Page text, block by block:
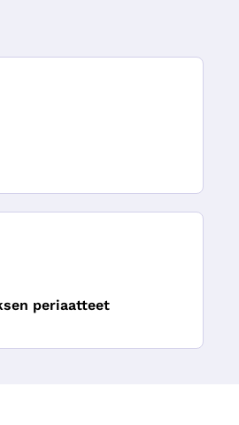
periaatteet